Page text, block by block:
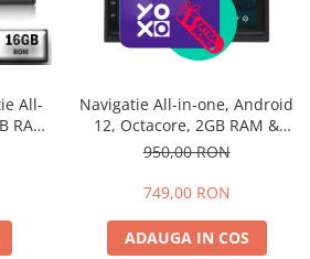
All-
RAM
AD-
Navigatie All-in-one, Android
12, Octacore, 2GB RAM &
32GB ROM, 7 Inch - AD-
950,00 RON
749,00 RON
ADAUGA IN COS